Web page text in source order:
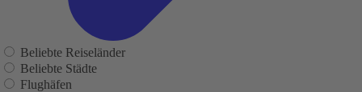
Beliebte Reiseländer
Beliebte Städte
Flughäfen